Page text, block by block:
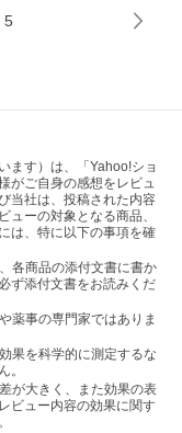
5
ます）は、「Yahoo!ショ
がご自身の感想をレビュ
当社は、投稿された内容
ューの対象となる商品、
は、特に以下の事項を確
各商品の添付文書に書か
ず添付文書をお読みくだ
薬事の専門家ではありま
果を科学的に測定するな
。
が大きく、また効果の表
ビュー内容の効果に関す